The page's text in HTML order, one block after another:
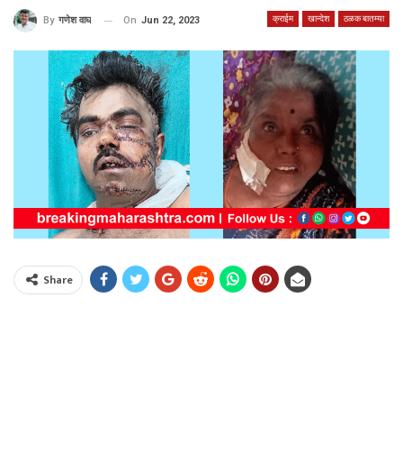
क्राईम खान्देश ठळक बातम्या
By गणेश वाघ On Jun 22, 2023
Share